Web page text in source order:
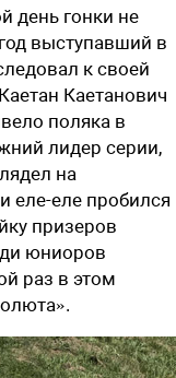
день гонки не
выступавший в
к своей
Каетанович
поляка в
лидер серии,
на
еле-еле пробился
призеров
юниоров
раз в этом